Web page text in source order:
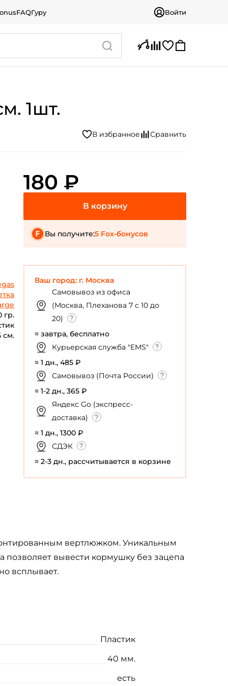
FAQГуру Войти
1шт.
гр.
см.
180 ₽
Вы получите:5 Fox-бонусов
Ваш город: г. Москва
Самовывоз из офиса
(Москва, Плеханова 7 с 10 до
20)
≈ завтра, бесплатно
Курьерская служба "EMS"
≈ 1 дн., 485 ₽
Самовывоз (Почта России)
≈ 1-2 дн., 365 ₽
Яндекс Go (экспресс-
доставка)
≈ 1 дн., 1300 ₽
СДЭК
≈ 2-3 дн., рассчитывается в корзине
вертлюжком. Уникальным
позволяет вывести кормушку без зацепа
всплывает.
Пластик
40 мм.
есть